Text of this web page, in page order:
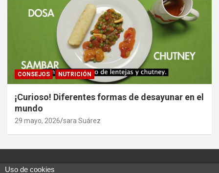
CONSEJOS NUTRICIÓN
¡Curioso! Diferentes formas de desayunar en el
mundo
29 mayo, 2026 sara Suárez
Uso de cookies